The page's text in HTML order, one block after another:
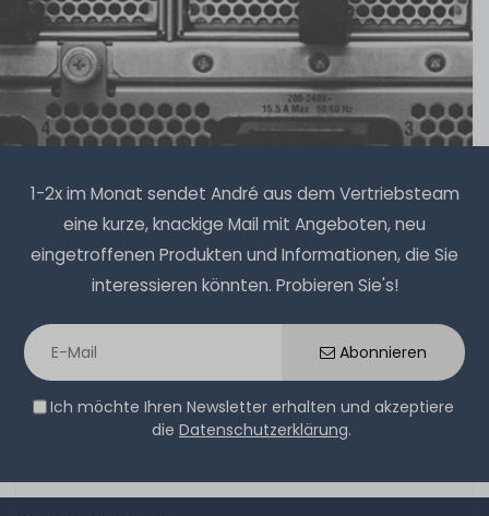
1-2x im Monat sendet André aus dem Vertriebsteam
eine kurze, knackige Mail mit Angeboten, neu
eingetroffenen Produkten und Informationen, die Sie
interessieren könnten. Probieren Sie's!
Abonnieren
Ich möchte Ihren Newsletter erhalten und akzeptiere
die Datenschutzerklärung.